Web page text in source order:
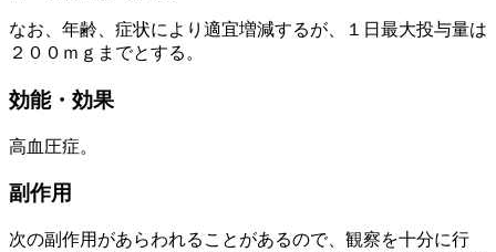
なお、年齢、症状により適宜増減するが、１日最大投与量は
２００ｍｇまでとする。
効能・効果
高血圧症。
副作用
次の副作用があらわれることがあるので、観察を十分に行